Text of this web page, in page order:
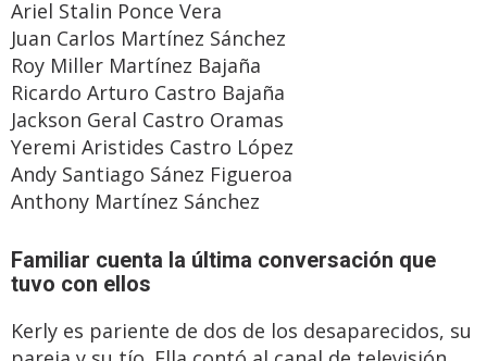
Ariel Stalin Ponce Vera
Juan Carlos Martínez Sánchez
Roy Miller Martínez Bajaña
Ricardo Arturo Castro Bajaña
Jackson Geral Castro Oramas
Yeremi Aristides Castro López
Andy Santiago Sánez Figueroa
Anthony Martínez Sánchez
Familiar cuenta la última conversación que
tuvo con ellos
Kerly es pariente de dos de los desaparecidos, su